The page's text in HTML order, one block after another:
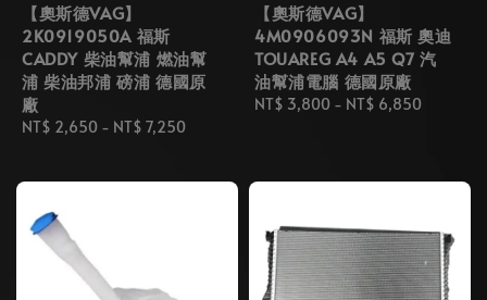
【奧斯德VAG】
2K0919050A 福斯
CADDY 柴油幫浦 燃油幫
浦 柴油邦浦 磅浦 德國原
廠
Regular
NT$ 2,650 - NT$ 7,250
【奧斯德VAG】
4M0906093N 福斯 奧迪
TOUAREG A4 A5 Q7 汽
油幫浦電腦 德國原廠
Regular
NT$ 3,800 - NT$ 6,850